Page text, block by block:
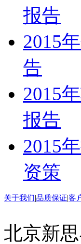
报告
2015
告
2015
报告
2015
资策
关于我们|品质保证|客
北京新